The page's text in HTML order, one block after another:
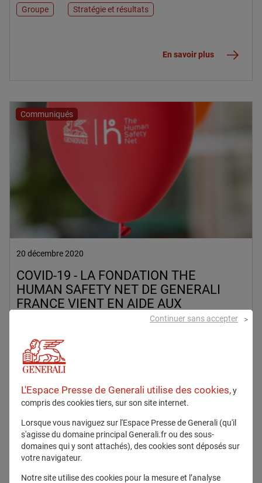
JUSQU’EN 2040
Groupe Stratégie et résultats
En savoir plus
Communiqués
20 décembre 2020
COVID-19 - LA FONDATION THE
HUMAN SAFETY NET DE GENERALI
FRANCE VIENT EN AIDE AUX
FAMILLES DÉFAVORISÉES ET AUX
SANITAIRE ET ÉCONOMIQUE
Durabilité
En savoir plus
Communiqués
L'Espace Presse de Generali utilise des cookies,y
compris des cookies tiers, sur son site internet.
Lorsque vous naviguez sur l'Espace Presse de Generali (qu'il
s'agisse du domaine principal Generali.fr ou des sous-
domaines qui y sont attachés), des cookies sont déposés sur
votre navigateur.
Notre site utilise des cookies pour la mesure et l’analyse
Continuer sans accepter